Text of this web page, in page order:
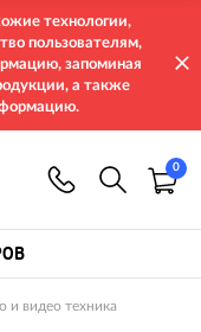
технологии,
пользователям,
запоминая
а также
0
и видео техника